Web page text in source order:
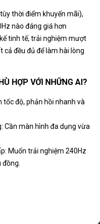
thời điểm khuyến mãi),
nào đáng giá hơn
tinh tế, trải nghiệm mượt
đều đủ để làm hài lòng
HỢP VỚI NHỮNG AI?
tốc độ, phản hồi nhanh và
Cần màn hình đa dụng vừa
Muốn trải nghiệm 240Hz
đồng.